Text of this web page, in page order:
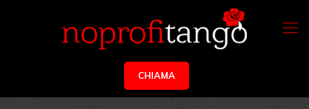
CHIAMA